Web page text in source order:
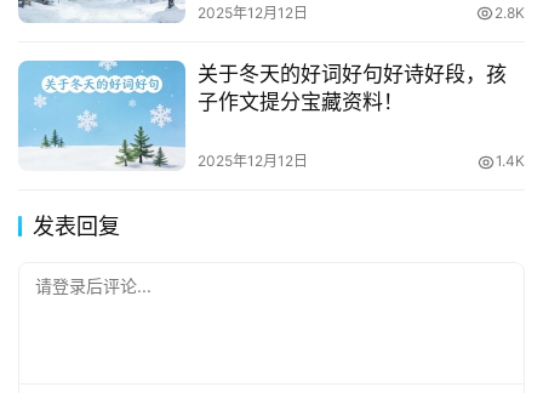
2025年12月12日 2.8K
关于冬天的好词好句好诗好段，孩
子作文提分宝藏资料！
2025年12月12日 1.4K
发表回复
请登录后评论...